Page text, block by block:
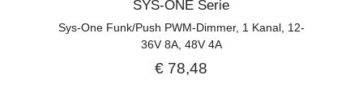
SYS-ONE Serie
Sys-One Funk/Push PWM-Dimmer, 1 Kanal, 12-
36V 8A, 48V 4A
€ 78,48